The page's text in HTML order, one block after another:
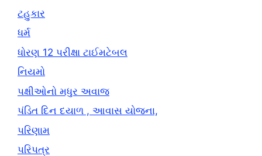
ટહુકાર
ધર્મ
ધોરણ 12 પરીક્ષા ટાઈમટેબલ
નિયમો
પક્ષીઓનો મધુર અવાજ
પંડિત દિન દયાળ , આવાસ યોજના,
પરિણામ
પરિપત્ર